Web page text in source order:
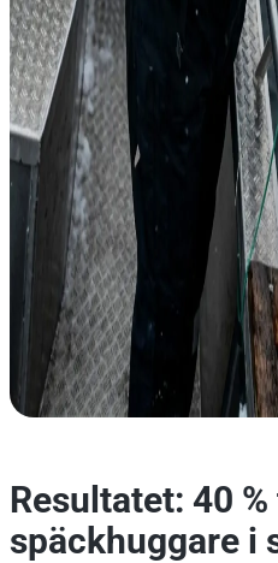
Resultatet: 40
späckhuggare i